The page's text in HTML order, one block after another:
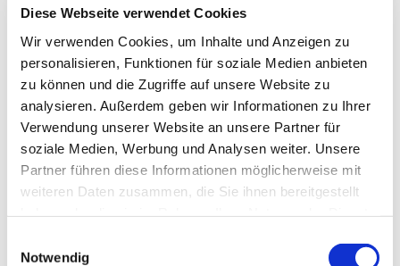
Diese Webseite verwendet Cookies
Wir verwenden Cookies, um Inhalte und Anzeigen zu
personalisieren, Funktionen für soziale Medien anbieten
zu können und die Zugriffe auf unsere Website zu
analysieren. Außerdem geben wir Informationen zu Ihrer
Verwendung unserer Website an unsere Partner für
soziale Medien, Werbung und Analysen weiter. Unsere
Partner führen diese Informationen möglicherweise mit
weiteren Daten zusammen, die Sie ihnen bereitgestellt
Notwendig